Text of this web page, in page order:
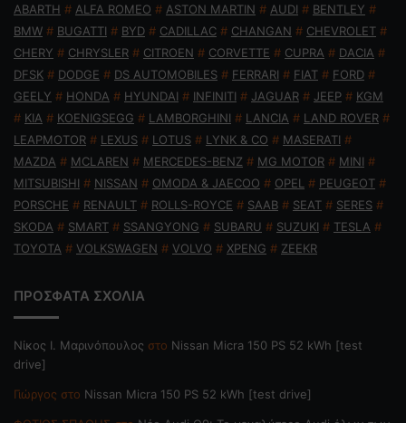
ABARTH # ALFA ROMEO # ASTON MARTIN # AUDI # BENTLEY #
BMW # BUGATTI # BYD # CADILLAC # CHANGAN # CHEVROLET #
CHERY # CHRYSLER # CITROEN # CORVETTE # CUPRA # DACIA #
DFSK # DODGE # DS AUTOMOBILES # FERRARI # FIAT # FORD #
GEELY # HONDA # HYUNDAI # INFINITI # JAGUAR # JEEP # KGM
# KIA # KOENIGSEGG # LAMBORGHINI # LANCIA # LAND ROVER #
LEAPMOTOR # LEXUS # LOTUS # LYNK & CO # MASERATI #
MAZDA # MCLAREN # MERCEDES-BENZ # MG MOTOR # MINI #
MITSUBISHI # NISSAN # OMODA & JAECOO # OPEL # PEUGEOT #
PORSCHE # RENAULT # ROLLS-ROYCE # SAAB # SEAT # SERES #
SKODA # SMART # SSANGYONG # SUBARU # SUZUKI # TESLA #
TOYOTA # VOLKSWAGEN # VOLVO # XPENG # ZEEKR
ΠΡΟΣΦΑΤΑ ΣΧΟΛΙΑ
Nίκος Ι. Mαρινόπουλος στο Nissan Micra 150 PS 52 kWh [test
drive]
Γιώργος στο Nissan Micra 150 PS 52 kWh [test drive]